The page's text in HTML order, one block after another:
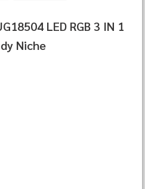
LED RGB 3 IN 1
Niche